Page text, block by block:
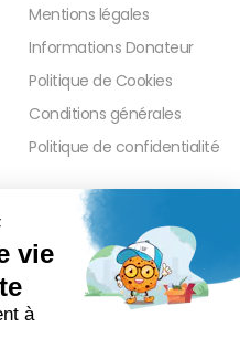
Mentions légales
Informations Donateur
Politique de Cookies
Conditions générales
Politique de confidentialité
PRESSE ET PARTENAIRE
Contact Presse
Communiqués de Presse
Actualités Presse